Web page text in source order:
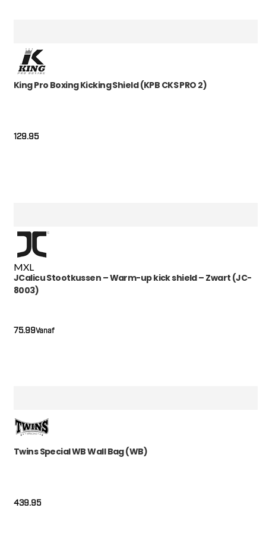
King Pro Boxing Kicking Shield (KPB CKS PRO 2)
129.95
MXL
JCalicu Stootkussen – Warm-up kick shield – Zwart (JC-
8003)
Vanaf
75.99
Twins Special WB Wall Bag (WB)
439.95